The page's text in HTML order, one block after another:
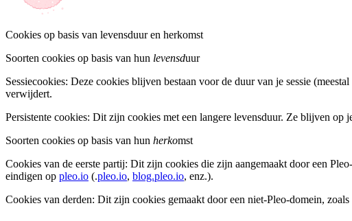
Cookies op basis van levensduur en herkomst
Soorten cookies op basis van hun levensduur
Sessiecookies: Deze cookies blijven bestaan voor de duur van je sessie
verwijdert.
Persistente cookies: Dit zijn cookies met een langere levensduur. Ze blijven
Soorten cookies op basis van hun herkomst
Cookies van de eerste partij: Dit zijn cookies die zijn aangemaakt door een
eindigen op pleo.io (.pleo.io, blog.pleo.io, enz.).
Cookies van derden: Dit zijn cookies gemaakt door een niet-Pleo-domein,